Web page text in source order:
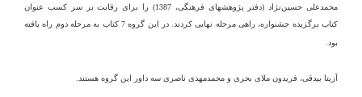
محمدعلی حسین‌نژاد (دفتر پژوهش­های فرهنگی، 1387) را برای رقابت بر سر کسب عنوان
کتاب برگزیده جشنواره، راهی مرحله نهایی کردند. در این گروه 7 کتاب به مرحله دوم راه یافته
بود.
آزیتا بیدقی، فریدون ملای بحری و محمدمهدی ناصری سه داور این گروه هستند.